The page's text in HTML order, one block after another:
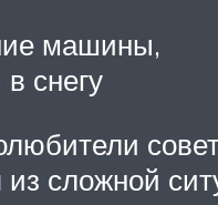
машины,
снегу
сложной